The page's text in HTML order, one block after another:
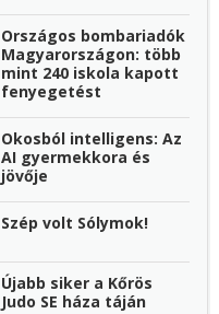
Országos bombariadók
Magyarországon: több
mint 240 iskola kapott
fenyegetést
Okosból intelligens: Az
AI gyermekkora és
jövője
Szép volt Sólymok!
Újabb siker a Kőrös
Judo SE háza táján